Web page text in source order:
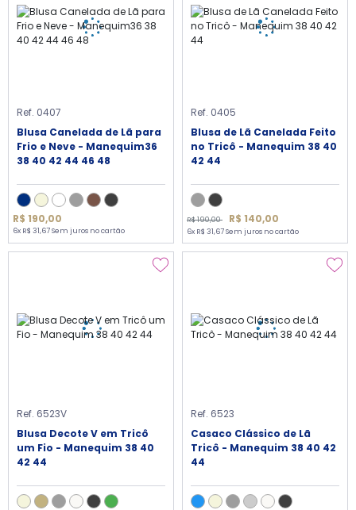
Ref. 0407
Blusa Canelada de Lã para
Frio e Neve - Manequim36
38 40 42 44 46 48
R$ 190,00
6x R$ 31,67 Sem juros no cartão
Ref. 0405
Blusa de Lã Canelada Feito
no Tricô - Manequim 38 40
42 44
R$ 190,00 R$ 140,00
6x R$ 31,67 Sem juros no cartão
Ref. 6523V
Blusa Decote V em Tricô
um Fio - Manequim 38 40
42 44
Ref. 6523
Casaco Clássico de Lã
Tricô - Manequim 38 40 42
44